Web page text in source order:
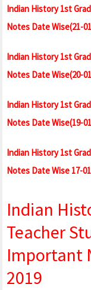
Indian History 1st
Notes Date Wise(21-
Indian History 1st
Notes Date Wise(20-
Indian History 1st
Notes Date Wise(19-
Indian History 1st
Notes Date Wise 17-
Indian
Teacher
Important
2019